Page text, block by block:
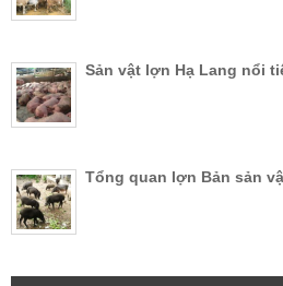
Sản vật lợn Hạ Lang nổi
Tổng quan lợn Bản sản